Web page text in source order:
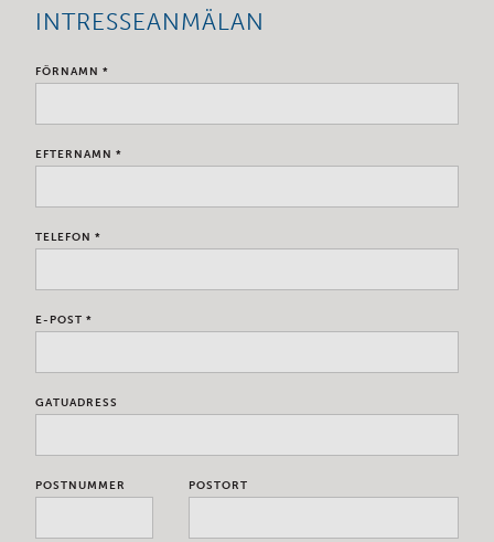
INTRESSEANMÄLAN
FÖRNAMN *
EFTERNAMN *
TELEFON *
E-POST *
GATUADRESS
POSTNUMMER POSTORT